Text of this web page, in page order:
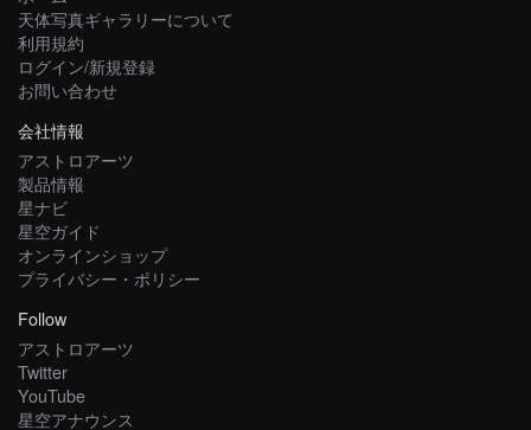
天体写真ギャラリーについて
利用規約
ログイン/新規登録
お問い合わせ
会社情報
アストロアーツ
製品情報
星ナビ
星空ガイド
オンラインショップ
プライバシー・ポリシー
Follow
アストロアーツ
Twitter
YouTube
星空アナウンス